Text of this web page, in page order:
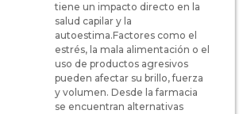
tiene un impacto directo en la
salud capilar y la
autoestima.Factores como el
estrés, la mala alimentación o el
uso de productos agresivos
pueden afectar su brillo, fuerza
y volumen. Desde la farmacia
se encuentran alternativas